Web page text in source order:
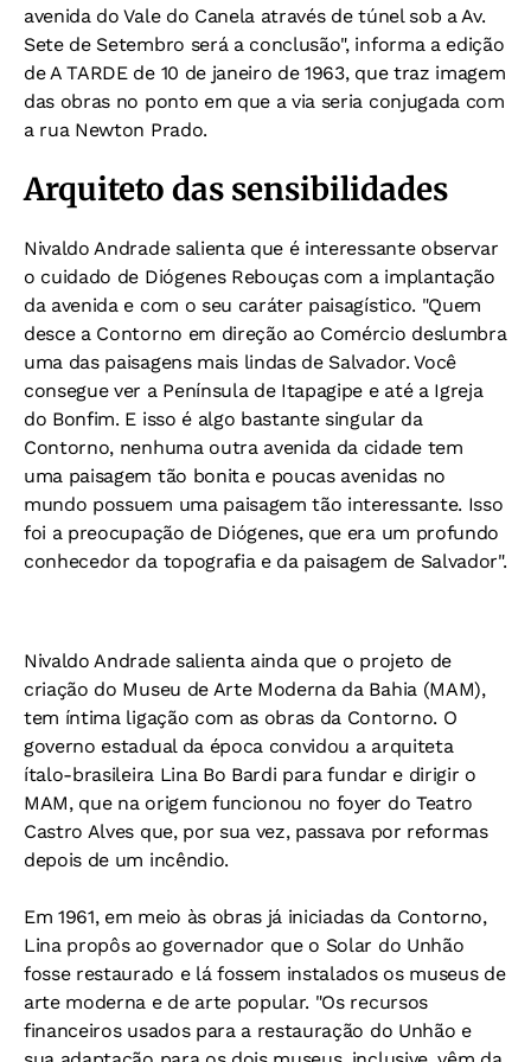
avenida do Vale do Canela através de túnel sob a Av.
Sete de Setembro será a conclusão", informa a edição
de A TARDE de 10 de janeiro de 1963, que traz imagem
das obras no ponto em que a via seria conjugada com
a rua Newton Prado.
Arquiteto das sensibilidades
Nivaldo Andrade salienta que é interessante observar
o cuidado de Diógenes Rebouças com a implantação
da avenida e com o seu caráter paisagístico. "Quem
desce a Contorno em direção ao Comércio deslumbra
uma das paisagens mais lindas de Salvador. Você
consegue ver a Península de Itapagipe e até a Igreja
do Bonfim. E isso é algo bastante singular da
Contorno, nenhuma outra avenida da cidade tem
uma paisagem tão bonita e poucas avenidas no
mundo possuem uma paisagem tão interessante. Isso
foi a preocupação de Diógenes, que era um profundo
conhecedor da topografia e da paisagem de Salvador".
Nivaldo Andrade salienta ainda que o projeto de
criação do Museu de Arte Moderna da Bahia (MAM),
tem íntima ligação com as obras da Contorno. O
governo estadual da época convidou a arquiteta
ítalo-brasileira Lina Bo Bardi para fundar e dirigir o
MAM, que na origem funcionou no foyer do Teatro
Castro Alves que, por sua vez, passava por reformas
depois de um incêndio.
Em 1961, em meio às obras já iniciadas da Contorno,
Lina propôs ao governador que o Solar do Unhão
fosse restaurado e lá fossem instalados os museus de
arte moderna e de arte popular. "Os recursos
financeiros usados para a restauração do Unhão e